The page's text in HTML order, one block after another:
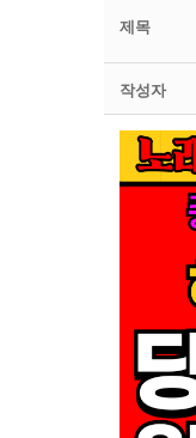
제목
작성자